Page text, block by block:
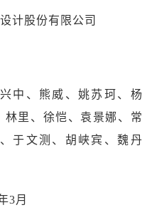
计股份有限公司
中、熊威、姚苏珂、杨
林里、徐恺、袁景娜、常
于文测、胡峡宾、魏丹
3月